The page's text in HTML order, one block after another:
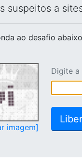
suspeitos a
ao desafio
imagem]
Digite a